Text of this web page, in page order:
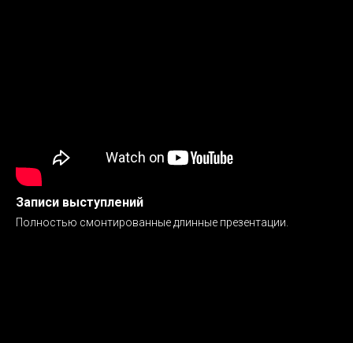
Записи выступлений
Полностью смонтированные длинные презентации.